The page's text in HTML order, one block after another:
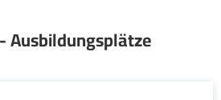
Ausbildungsplätze